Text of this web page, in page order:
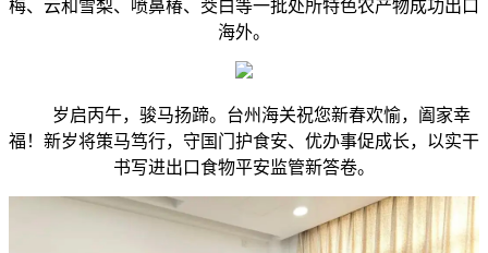
梅、云和雪梨、喷鼻椿、茭白等一批处所特色农产物成功出口
海外。
岁启丙午，骏马扬蹄。台州海关祝您新春欢愉，阖家幸
福！新岁将策马笃行，守国门护食安、优办事促成长，以实干
书写进出口食物平安监管新答卷。